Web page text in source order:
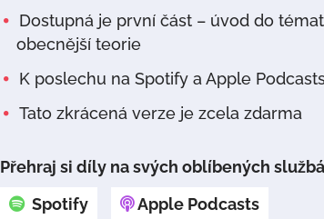
Dostupná je první část – úvod do
obecnější teorie
K poslechu na Spotify a Apple
Tato zkrácená verze je zcela zdarma
Přehraj si díly na svých oblíbených
Spotify
Apple Podcasts